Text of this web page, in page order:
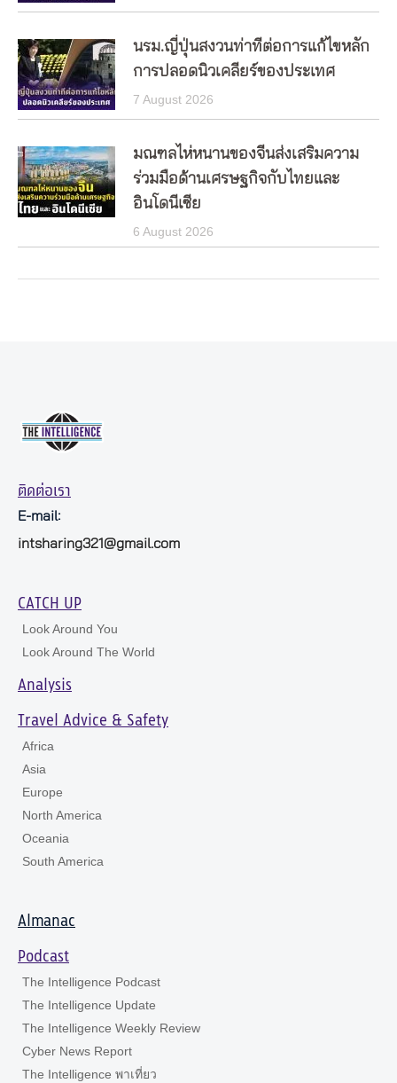
นรม.ญี่ปุ่นสงวนท่าทีต่อการแก้ไขหลัก
การปลอดนิวเคลียร์ของประเทศ
7 August 2026
มณฑลไห่หนานของจีนส่งเสริมความ
ร่วมมือด้านเศรษฐกิจกับไทยและ
อินโดนีเซีย
6 August 2026
ติดต่อเรา
E-mail:
intsharing321@gmail.com
CATCH UP
Look Around You
Look Around The World
Analysis
Travel Advice & Safety
Africa
Asia
Europe
North America
Oceania
South America
Almanac
Podcast
The Intelligence Podcast
The Intelligence Update
The Intelligence Weekly Review
Cyber News Report
The Intelligence พาเที่ยว